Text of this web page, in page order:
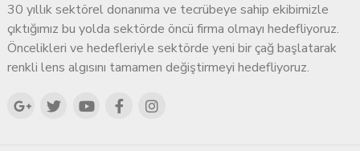
30 yıllık sektörel donanıma ve tecrübeye sahip ekibimizle
çıktığımız bu yolda sektörde öncü firma olmayı hedefliyoruz.
Öncelikleri ve hedefleriyle sektörde yeni bir çağ başlatarak
renkli lens algısını tamamen değiştirmeyi hedefliyoruz.